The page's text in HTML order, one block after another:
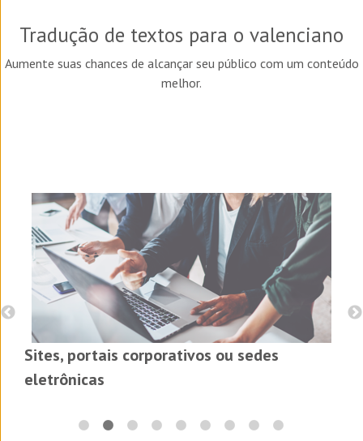
Tradução de textos para o valenciano
Aumente suas chances de alcançar seu público com um conteúdo
melhor.
Sites, portais corporativos ou sedes
eletrônicas